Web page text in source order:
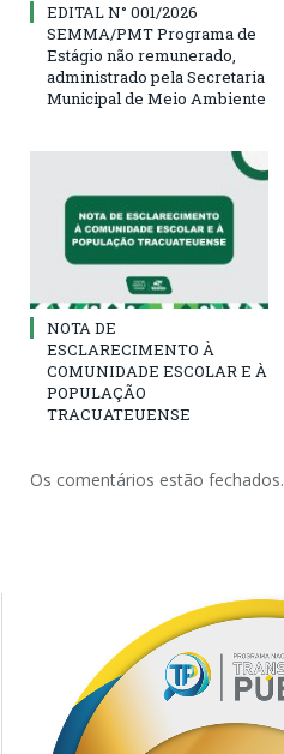
EDITAL N° 001/2026
SEMMA/PMT Programa de
Estágio não remunerado,
administrado pela Secretaria
Municipal de Meio Ambiente
NOTA DE
ESCLARECIMENTO À
COMUNIDADE ESCOLAR E À
POPULAÇÃO
TRACUATEUENSE
Os comentários estão fechados.